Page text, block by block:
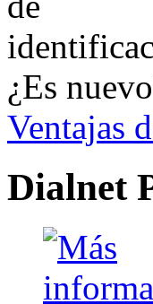
¿Es
Ventajas
Dialnet